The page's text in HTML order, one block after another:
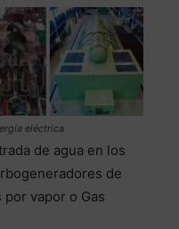
eléctrica
de agua en los
de
vapor o Gas